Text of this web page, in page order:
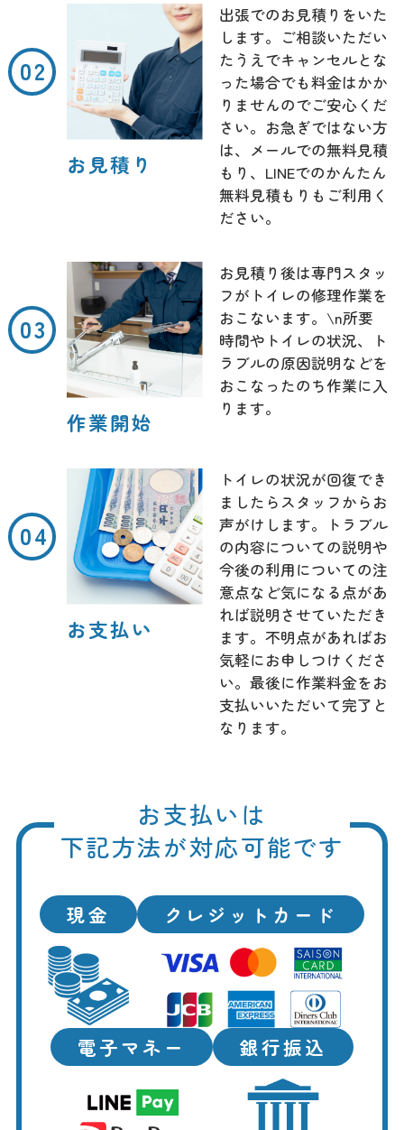
お見積り
出張でのお見積りをいた
します。ご相談いただい
たうえでキャンセルとな
った場合でも料金はかか
りませんのでご安心くだ
さい。お急ぎではない方
は、メールでの無料見積
もり、LINEでのかんたん
無料見積もりもご利用く
ださい。
作業開始
お見積り後は専門スタッ
フがトイレの修理作業を
おこないます。\n所要
時間やトイレの状況、ト
ラブルの原因説明などを
おこなったのち作業に入
ります。
お支払い
トイレの状況が回復でき
ましたらスタッフからお
声がけします。トラブル
の内容についての説明や
今後の利用についての注
意点など気になる点があ
れば説明させていただき
ます。不明点があればお
気軽にお申しつけくださ
い。最後に作業料金をお
支払いいただいて完了と
なります。
お支払いは
下記方法が対応可能です
現金 クレジットカード
電子マネー 銀行振込